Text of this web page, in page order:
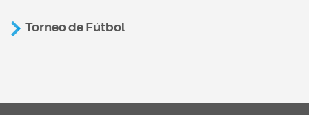
Torneo de Fútbol